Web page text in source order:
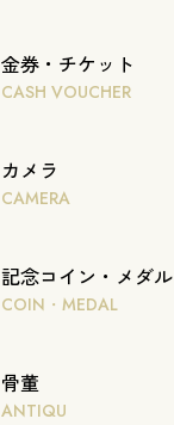
金券・チケット
CASH VOUCHER
カメラ
CAMERA
記念コイン・メダル
COIN・MEDAL
骨董
ANTIQU